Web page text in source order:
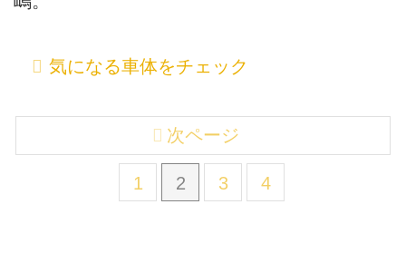
気になる車体をチェック
1 2 3 4
次ページ